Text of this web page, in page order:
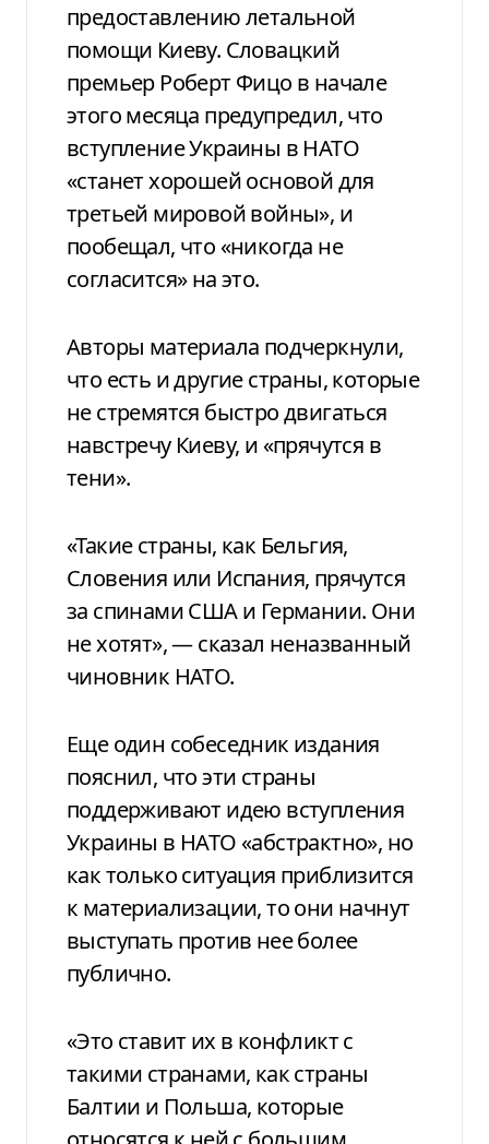
предоставлению летальной
помощи Киеву. Словацкий
премьер Роберт Фицо в начале
этого месяца предупредил, что
вступление Украины в НАТО
«станет хорошей основой для
третьей мировой войны», и
пообещал, что «никогда не
согласится» на это.
Авторы материала подчеркнули,
что есть и другие страны, которые
не стремятся быстро двигаться
навстречу Киеву, и «прячутся в
тени».
«Такие страны, как Бельгия,
Словения или Испания, прячутся
за спинами США и Германии. Они
не хотят», — сказал неназванный
чиновник НАТО.
Еще один собеседник издания
пояснил, что эти страны
поддерживают идею вступления
Украины в НАТО «абстрактно», но
как только ситуация приблизится
к материализации, то они начнут
выступать против нее более
публично.
«Это ставит их в конфликт с
такими странами, как страны
Балтии и Польша, которые